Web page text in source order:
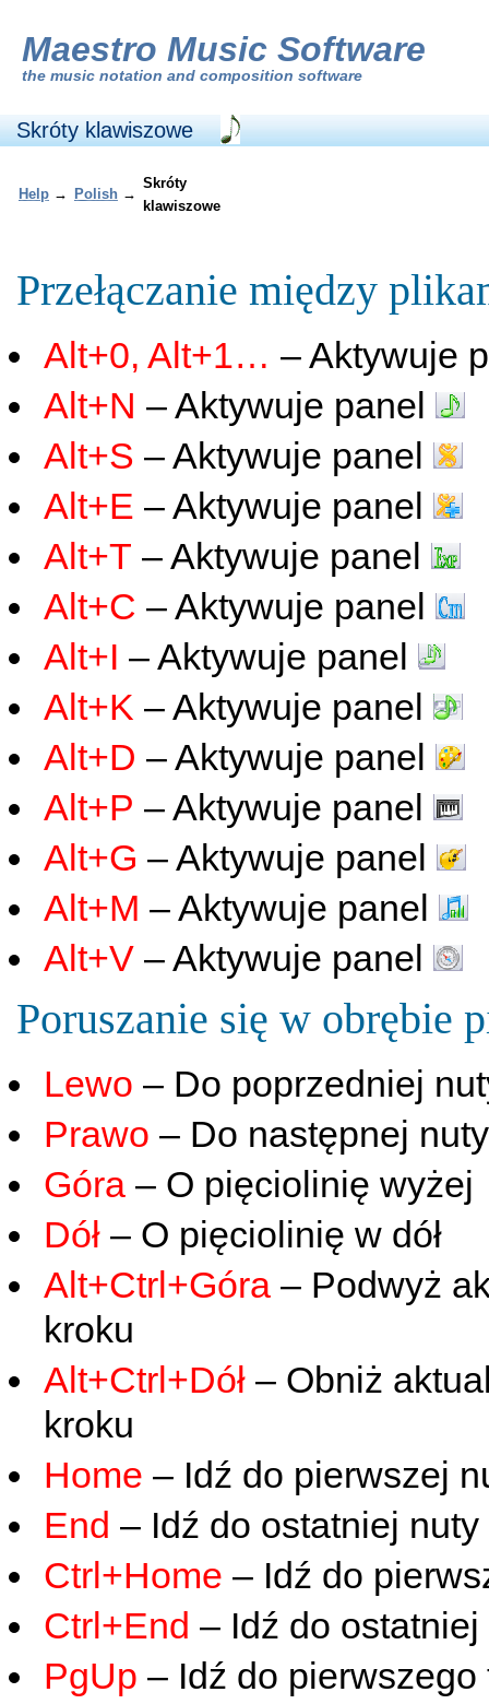
Maestro Music Software
the music notation and composition software
Skróty klawiszowe
Help → Polish →
Skróty
klawiszowe
Przełączanie między
Alt+0, Alt+1… – Aktywuje
Alt+N – Aktywuje panel
Alt+S – Aktywuje panel
Alt+E – Aktywuje panel
Alt+T – Aktywuje panel
Alt+C – Aktywuje panel
Alt+I – Aktywuje panel
Alt+K – Aktywuje panel
Alt+D – Aktywuje panel
Alt+P – Aktywuje panel
Alt+G – Aktywuje panel
Alt+M – Aktywuje panel
Alt+V – Aktywuje panel
Poruszanie się w obrębie
Lewo – Do poprzedniej
Prawo – Do następnej nuty
Góra – O pięciolinię wyżej
Dół – O pięciolinię w dół
Alt+Ctrl+Góra – Podwyż
kroku
Alt+Ctrl+Dół – Obniż
kroku
Home – Idź do pierwszej
End – Idź do ostatniej
Ctrl+Home – Idź do
Ctrl+End – Idź do
PgUp – Idź do